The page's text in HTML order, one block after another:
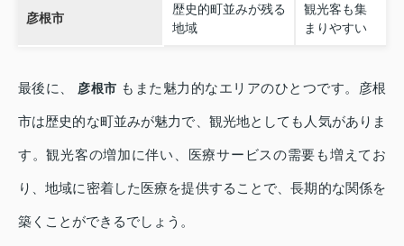
彦根市
歴史的町並みが残る
地域
観光客も集
まりやすい
最後に、 彦根市 もまた魅力的なエリアのひとつです。彦根
市は歴史的な町並みが魅力で、観光地としても人気がありま
す。観光客の増加に伴い、医療サービスの需要も増えてお
り、地域に密着した医療を提供することで、長期的な関係を
築くことができるでしょう。